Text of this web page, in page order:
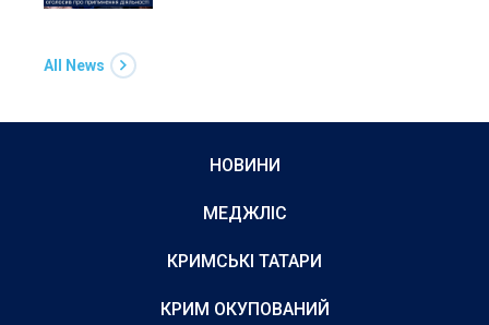
All News
НОВИНИ
МЕДЖЛІС
КРИМСЬКІ ТАТАРИ
КРИМ ОКУПОВАНИЙ